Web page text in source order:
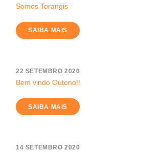
Somos Torangis
SAIBA MAIS
22 SETEMBRO 2020
Bem vindo Outono!!
SAIBA MAIS
14 SETEMBRO 2020